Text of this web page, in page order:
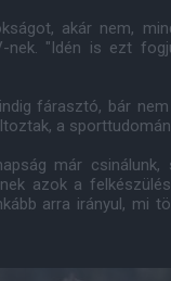
akár nem,
nek. "Idén is ezt
fárasztó, bár
a
már
azok a
arra irányul, mi